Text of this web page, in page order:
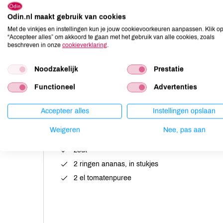
2 knoflooktenen, geperst
1 laurierblad
chilipoeder naar smaak
350 g gekookte bruine bonen
250 g gesneden groenten,
zout
2 ringen ananas, in stukjes
2 el tomatenpuree
Odin.nl maakt gebruik van cookies
Met de vinkjes en instellingen kun je jouw cookievoorkeuren aanpassen. Klik op
“Accepteer alles” om akkoord te gaan met het gebruik van alle cookies, zoals
beschreven in onze cookieverklaring.
Noodzakelijk Prestatie
Functioneel Advertenties
Accepteer alles Instellingen opslaan
Weigeren Nee, pas aan